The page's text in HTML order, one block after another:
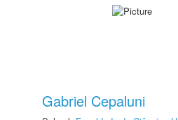
Gabriel Cepaluni